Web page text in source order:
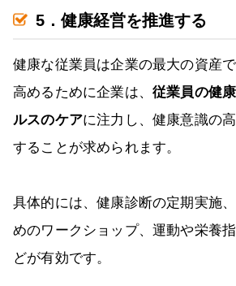
5．健康経営を推進する
健康な従業員は企業の最大の資産
高めるために企業は、 従業員の健
ルスのケアに注力し、健康意識の
することが求められます。
具体的には、健康診断の定期実施
めのワークショップ、運動や栄養
どが有効です。